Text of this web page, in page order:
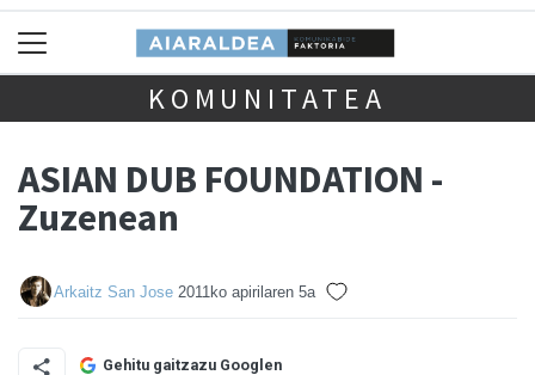
KOMUNITATEA
ASIAN DUB FOUNDATION -
Zuzenean
Arkaitz San Jose 2011ko apirilaren 5a
Gehitu gaitzazu Googlen